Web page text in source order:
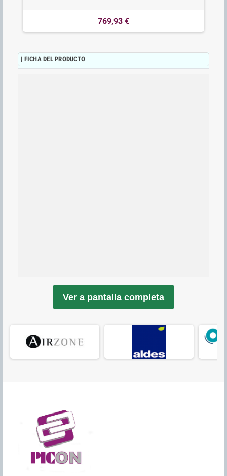
769,93 €
| FICHA DEL PRODUCTO
Ver a pantalla completa